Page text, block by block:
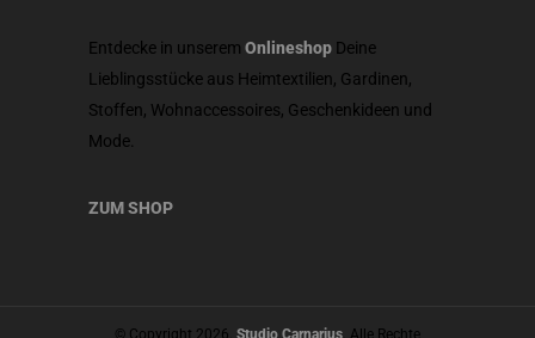
Entdecke in unserem Onlineshop Deine
Lieblingsstücke aus Heimtextilien, Gardinen,
Stoffen, Wohnaccessoires, Geschenkideen und
Mode.
ZUM SHOP